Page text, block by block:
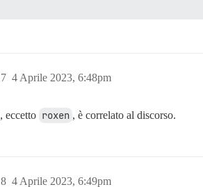
4 Aprile 2023, 6:48pm
7
eccetto roxen , è correlato al discorso.
4 Aprile 2023, 6:49pm
8